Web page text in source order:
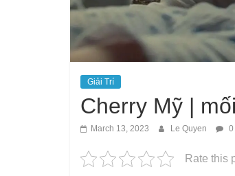
Giải Trí
Cherry Mỹ |
March 13, 2023 Le Quyen 0
Rate this